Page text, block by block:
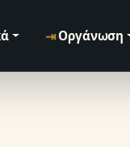
⇥ Οργάνωση